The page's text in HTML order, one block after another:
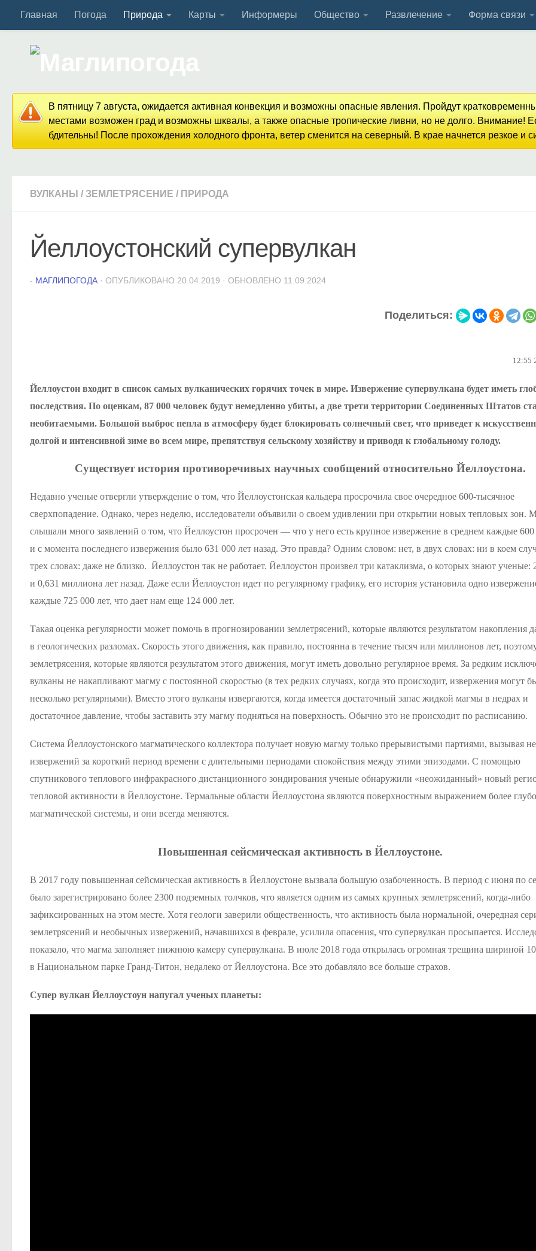
Перейти к содержимому
Главная Погода Природа Карты Информеры Общество Развлечение Форма связи
В пятницу 7 августа, ожидается активная конвекция и возможны опасные явления. Пройдут
местами возможен град и возможны шквалы, а также опасные тропические ливни, но не долго. Внимание!
бдительны! После прохождения холодного фронта, ветер сменится на северный. В крае начнется резкое и
ВУЛКАНЫ / ЗЕМЛЕТРЯСЕНИЕ / ПРИРОДА
Йеллоустонский супервулкан
- МАГЛИПОГОДА · ОПУБЛИКОВАНО 20.04.2019 · ОБНОВЛЕНО 11.09.2024
Поделиться:
12:55
Йеллоустон входит в список самых вулканических горячих точек в мире. Извержение супервулкана будет иметь
последствия. По оценкам, 87 000 человек будут немедленно убиты, а две трети территории Соединенных Штатов
необитаемыми. Большой выброс пепла в атмосферу будет блокировать солнечный свет, что приведет к
долгой и интенсивной зиме во всем мире, препятствуя сельскому хозяйству и приводя к глобальному голоду.
Существует история противоречивых научных сообщений относительно Йеллоустона.
Недавно ученые отвергли утверждение о том, что Йеллоустонская кальдера просрочила свое очередное 600-тысячное
сверхпопадение. Однако, через неделю, исследователи объявили о своем удивлении при открытии новых тепловых зон.
слышали много заявлений о том, что Йеллоустон просрочен — что у него есть крупное извержение в среднем каждые 600
и с момента последнего извержения было 631 000 лет назад. Это правда? Одним словом: нет, в двух словах: ни в коем
трех словах: даже не близко. Йеллоустон так не работает. Йеллоустон произвел три катаклизма, о которых знают ученые:
и 0,631 миллиона лет назад. Даже если Йеллоустон идет по регулярному графику, его история установила одно
каждые 725 000 лет, что дает нам еще 124 000 лет.
Такая оценка регулярности может помочь в прогнозировании землетрясений, которые являются результатом накопления
в геологических разломах. Скорость этого движения, как правило, постоянна в течение тысяч или миллионов лет,
землетрясения, которые являются результатом этого движения, могут иметь довольно регулярное время. За редким
вулканы не накапливают магму с постоянной скоростью (в тех редких случаях, когда это происходит, извержения могут
несколько регулярными). Вместо этого вулканы извергаются, когда имеется достаточный запас жидкой магмы в недрах и
достаточное давление, чтобы заставить эту магму подняться на поверхность. Обычно это не происходит по расписанию.
Система Йеллоустонского магматического коллектора получает новую магму только прерывистыми партиями, вызывая
извержений за короткий период времени с длительными периодами спокойствия между этими эпизодами. С помощью
спутникового теплового инфракрасного дистанционного зондирования ученые обнаружили «неожиданный» новый
тепловой активности в Йеллоустоне. Термальные области Йеллоустона являются поверхностным выражением более
магматической системы, и они всегда меняются.
Повышенная сейсмическая активность в Йеллоустоне.
В 2017 году повышенная сейсмическая активность в Йеллоустоне вызвала большую озабоченность. В период с июня по
было зарегистрировано более 2300 подземных толчков, что является одним из самых крупных землетрясений, когда-либо
зафиксированных на этом месте. Хотя геологи заверили общественность, что активность была нормальной, очередная
землетрясений и необычных извержений, начавшихся в феврале, усилила опасения, что супервулкан просыпается.
показало, что магма заполняет нижнюю камеру супервулкана. В июле 2018 года открылась огромная трещина шириной
в Национальном парке Гранд-Титон, недалеко от Йеллоустона. Все это добавляло все больше страхов.
Супер вулкан Йеллоустоун напугал ученых планеты: